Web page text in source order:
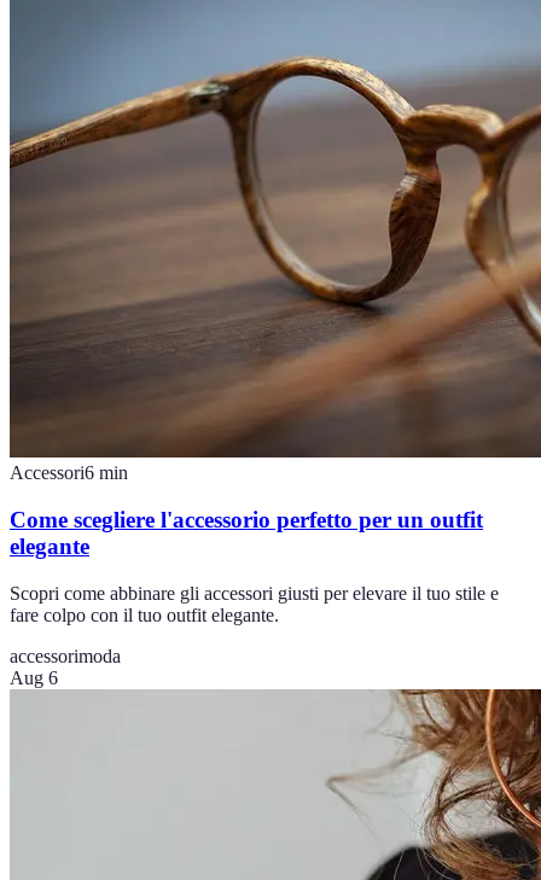
Accessori6 min
Come scegliere l'accessorio perfetto per un outfit
elegante
Scopri come abbinare gli accessori giusti per elevare il tuo stile e
fare colpo con il tuo outfit elegante.
accessorimoda
Aug 6